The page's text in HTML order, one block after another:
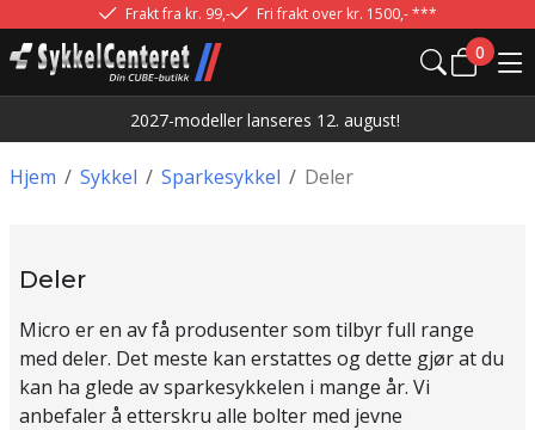
Frakt fra kr. 99,- Fri frakt over kr. 1500,- ***
0
2027-modeller lanseres 12. august!
/
Hjem /
Sykkel /
Sparkesykkel Deler
Deler
Micro er en av få produsenter som tilbyr full range
med deler. Det meste kan erstattes og dette gjør at du
kan ha glede av sparkesykkelen i mange år. Vi
anbefaler å etterskru alle bolter med jevne